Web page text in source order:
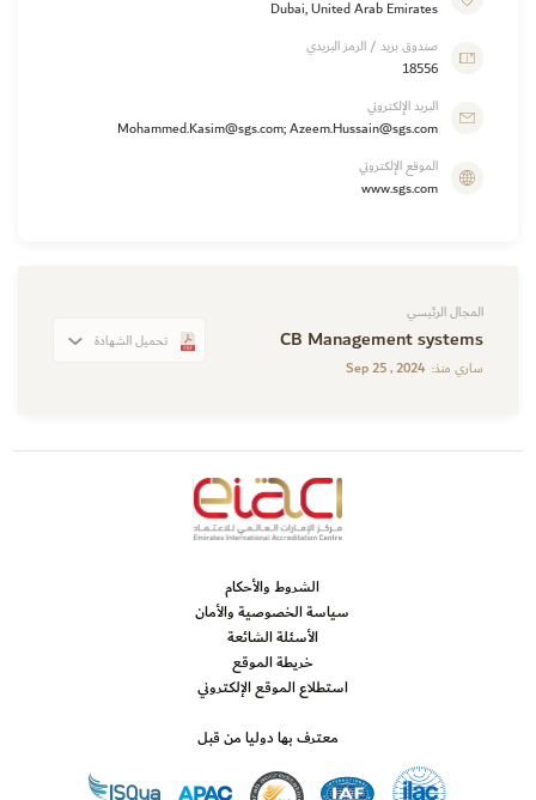
Dubai, United Arab Emirates
صندوق بريد / الرمز البريدي
18556
البريد الإلكتروني
Mohammed.Kasim@sgs.com; Azeem.Hussain@sgs.com
الموقع الإلكتروني
www.sgs.com
المجال الرئيسي
CB Management systems
ساري منذ: Sep 25 , 2024
تحميل الشهادة
الشروط والأحكام
سياسة الخصوصية والأمان
الأسئلة الشائعة
خريطة الموقع
استطلاع الموقع الإلكتروني
معترف بها دوليا من قبل